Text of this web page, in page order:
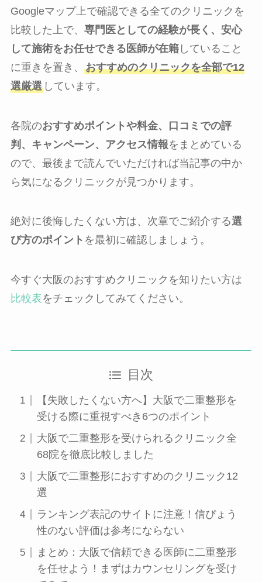
Googleマップ上で確認できる全てのクリニックを
比較した上で、 専門医としての経験が長く、安心
して施術をお任せできる医師が在籍していること
に重きを置き、 おすすめのクリニックを全部で12
選厳選しています。
各院のおすすめポイントや料金、口コミでの評
判、キャンペーン、アクセス情報をまとめている
ので、最後まで読んでいただければ当記事の中か
ら気になるクリニックが見つかります。
絶対に後悔したくない方は、次章でご紹介する選
び方のポイント を最初に確認しましょう。
今すぐ大阪のおすすめクリニックを知りたい方は
比較表をチェックしてみてください。
目次
【失敗したくない方へ】大阪で二重整形を
受ける際に重視すべき6つのポイント
大阪で二重整形を受けられるクリニック全
68院を徹底比較しました
大阪で二重整形におすすめのクリニック12
選
ランキング表記のサイトに注意！信ぴょう
性のない評価は参考にならない
まとめ：大阪で信頼できる医師に二重整形
を任せよう！まずはカウンセリングを受け